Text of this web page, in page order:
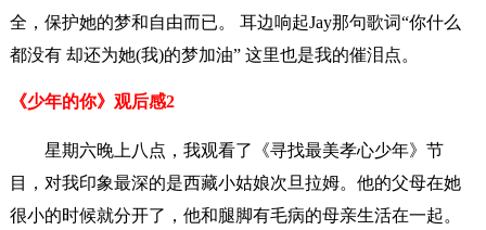
全，保护她的梦和自由而已。 耳边响起Jay那句歌词“你什么
都没有 却还为她(我)的梦加油” 这里也是我的催泪点。
《少年的你》观后感2
星期六晚上八点，我观看了《寻找最美孝心少年》节
目，对我印象最深的是西藏小姑娘次旦拉姆。他的父母在她
很小的时候就分开了，他和腿脚有毛病的母亲生活在一起。